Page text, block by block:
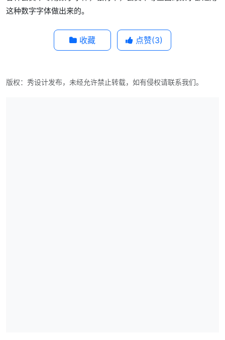
这种数字字体做出来的。
收藏 点赞(3)
版权：秀设计发布，未经允许禁止转载，如有侵权请联系我们。